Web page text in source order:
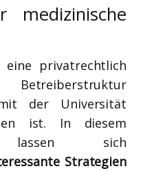
privatrechtlich
der Universität
ist. In diesem
lassen sich
Strategien